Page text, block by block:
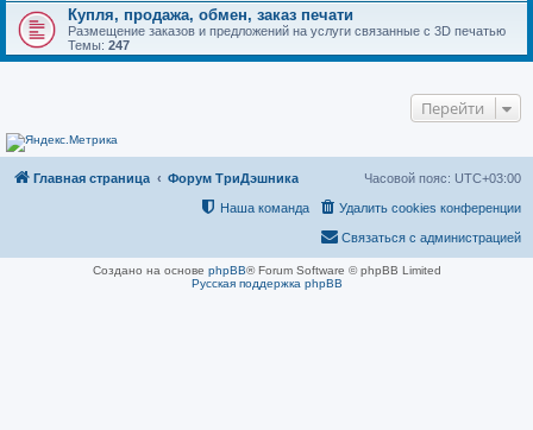
Купля, продажа, обмен, заказ печати
Размещение заказов и предложений на услуги связанные с 3D печатью
Темы: 247
Перейти
Главная страница Форум ТриДэшника Часовой пояс: UTC+03:00
Удалить cookies конференции
Наша команда
Связаться с администрацией
Создано на основе phpBB® Forum Software © phpBB Limited
Русская поддержка phpBB